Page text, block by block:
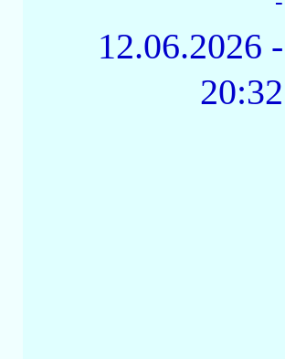
12.06.2026 -
20:32